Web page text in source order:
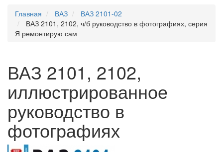
Главная
ВАЗ
ВАЗ 2101-02
ВАЗ 2101, 2102, ч/б руководство в фотографиях, серия
Я ремонтирую сам
ВАЗ 2101, 2102,
иллюстрированное
руководство в
фотографиях